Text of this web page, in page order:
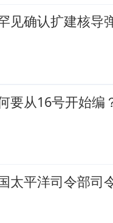
见确认扩建核导
要从16号开始编
太平洋司令部司